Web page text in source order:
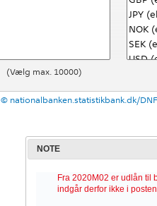
(Vælg max. 10000)
© nationalbanken.statistikbank.dk/
NOTE
Fra 2020M02 er udlån til
indgår derfor ikke i